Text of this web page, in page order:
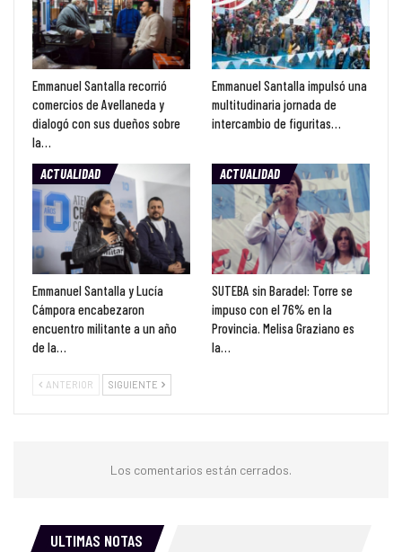
Emmanuel Santalla recorrió
comercios de Avellaneda y
dialogó con sus dueños sobre
la…
Emmanuel Santalla impulsó una
multitudinaria jornada de
intercambio de figuritas…
ACTUALIDAD
Emmanuel Santalla y Lucía
Cámpora encabezaron
encuentro militante a un año
de la…
ACTUALIDAD
SUTEBA sin Baradel: Torre se
impuso con el 76% en la
Provincia. Melisa Graziano es
la…
ANTERIOR SIGUIENTE
Los comentarios están cerrados.
ULTIMAS NOTAS